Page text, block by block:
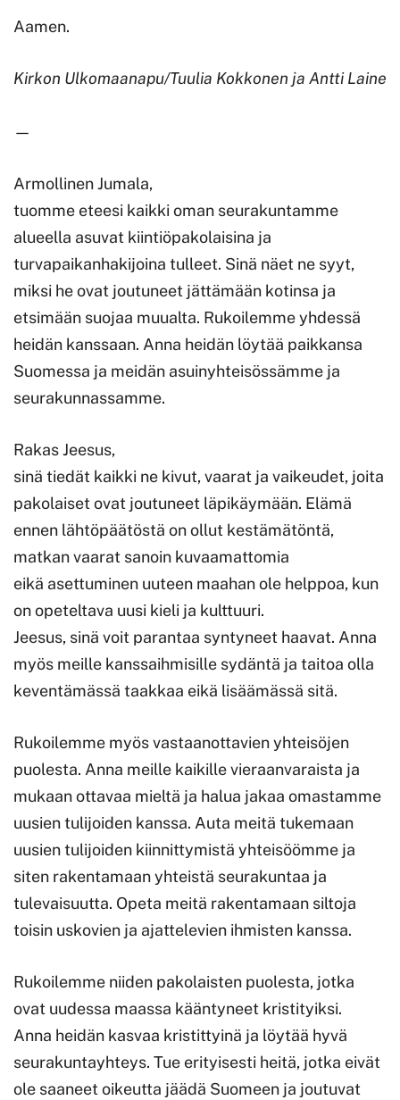
Aamen.
Kirkon Ulkomaanapu/Tuulia Kokkonen ja Antti Laine
—
Armollinen Jumala,
tuomme eteesi kaikki oman seurakuntamme
alueella asuvat kiintiöpakolaisina ja
turvapaikanhakijoina tulleet. Sinä näet ne syyt,
miksi he ovat joutuneet jättämään kotinsa ja
etsimään suojaa muualta. Rukoilemme yhdessä
heidän kanssaan. Anna heidän löytää paikkansa
Suomessa ja meidän asuinyhteisössämme ja
seurakunnassamme.
Rakas Jeesus,
sinä tiedät kaikki ne kivut, vaarat ja vaikeudet, joita
pakolaiset ovat joutuneet läpikäymään. Elämä
ennen lähtöpäätöstä on ollut kestämätöntä,
matkan vaarat sanoin kuvaamattomia
eikä asettuminen uuteen maahan ole helppoa, kun
on opeteltava uusi kieli ja kulttuuri.
Jeesus, sinä voit parantaa syntyneet haavat. Anna
myös meille kanssaihmisille sydäntä ja taitoa olla
keventämässä taakkaa eikä lisäämässä sitä.
Rukoilemme myös vastaanottavien yhteisöjen
puolesta. Anna meille kaikille vieraanvaraista ja
mukaan ottavaa mieltä ja halua jakaa omastamme
uusien tulijoiden kanssa. Auta meitä tukemaan
uusien tulijoiden kiinnittymistä yhteisöömme ja
siten rakentamaan yhteistä seurakuntaa ja
tulevaisuutta. Opeta meitä rakentamaan siltoja
toisin uskovien ja ajattelevien ihmisten kanssa.
Rukoilemme niiden pakolaisten puolesta, jotka
ovat uudessa maassa kääntyneet kristityiksi.
Anna heidän kasvaa kristittyinä ja löytää hyvä
seurakuntayhteys. Tue erityisesti heitä, jotka eivät
ole saaneet oikeutta jäädä Suomeen ja joutuvat